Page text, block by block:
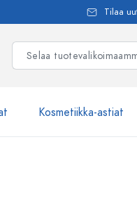
Tilaa
Kosmetiikka-astiat